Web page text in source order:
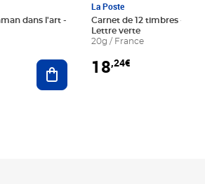
dans l'art -
Ajouter au panier
La Poste
Carnet de 12 timbres - Le
Lettre verte
20g / France
18,24€